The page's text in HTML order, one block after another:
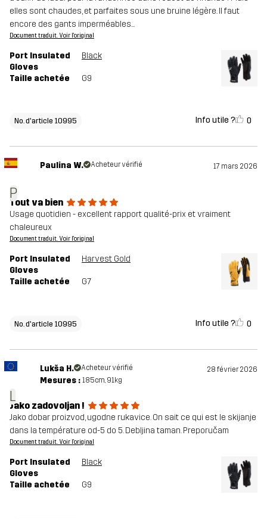
elles sont chaudes, et parfaites sous une bruine légère. Il faut
encore des gants imperméables...
Document traduit. Voir l'original
Port Insulated
Gloves
Black
Taille achetée G9
No. d'article 10995 Info utile ? 0
P
Paulina W. Acheteur vérifié 17 mars 2026
Tout va bien
Usage quotidien - excellent rapport qualité-prix et vraiment
chaleureux
Document traduit. Voir l'original
Port Insulated
Gloves
Harvest Gold
Taille achetée G7
No. d'article 10995 Info utile ? 0
L
Lukša H. Acheteur vérifié 28 février 2026
Mesures : 185cm, 91kg
Jako zadovoljan !
Jako dobar proizvod, ugodne rukavice. On sait ce qui est le skijanje
dans la température od-5 do 5. Debljina taman. Preporučam
Document traduit. Voir l'original
Port Insulated
Gloves
Black
Taille achetée G9